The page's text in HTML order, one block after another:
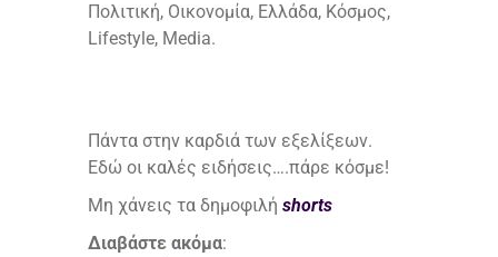
Πολιτική, Οικονομία, Ελλάδα, Κόσμος,
Lifestyle, Media.
Πάντα στην καρδιά των εξελίξεων.
Εδώ οι καλές ειδήσεις….πάρε κόσμε!
Μη χάνεις τα δημοφιλή shorts
Διαβάστε ακόμα: